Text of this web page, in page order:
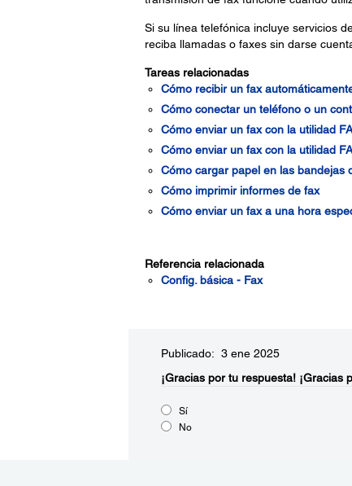
Si su línea telefónica incluye servicios
reciba llamadas o faxes sin darse
Tareas relacionadas
Cómo recibir un fax
Cómo conectar un teléfono o un
Cómo enviar un fax con la utilidad
Cómo enviar un fax con la utilidad
Cómo cargar papel en las bandejas
Cómo imprimir informes de fax
Cómo enviar un fax a una hora
Referencia relacionada
Config. básica - Fax
Publicado: 3 ene 2025
¡Gracias por tu respuesta! ¡Gracias
Sí
No